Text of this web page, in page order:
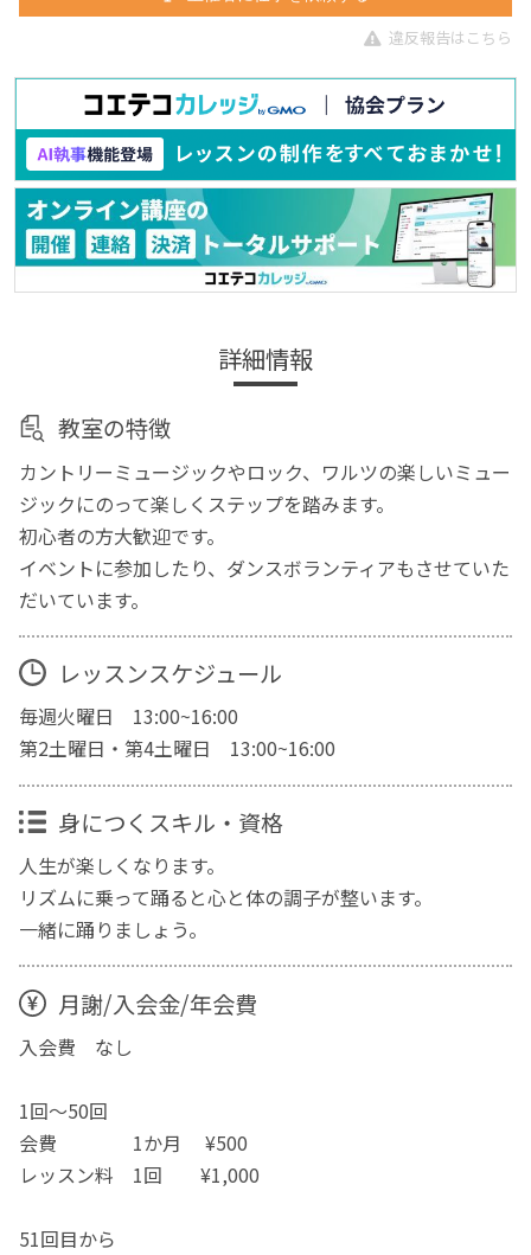
違反報告はこちら
詳細情報
教室の特徴
カントリーミュージックやロック、ワルツの楽しいミュー
ジックにのって楽しくステップを踏みます。
初心者の方大歓迎です。
イベントに参加したり、ダンスボランティアもさせていた
だいています。
レッスンスケジュール
毎週火曜日 13:00~16:00
第2土曜日・第4土曜日 13:00~16:00
身につくスキル・資格
人生が楽しくなります。
リズムに乗って踊ると心と体の調子が整います。
一緒に踊りましょう。
月謝/入会金/年会費
入会費 なし
1回～50回
会費 1か月 ¥500
レッスン料 1回 ¥1,000
51回目から